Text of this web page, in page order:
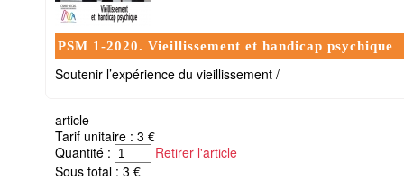
PSM 1-2020. Vieillissement et handicap psychique
Soutenir l’expérience du vieillissement /
article
Tarif unitaire : 3 €
Quantité :
Retirer l'article
Sous total : 3 €